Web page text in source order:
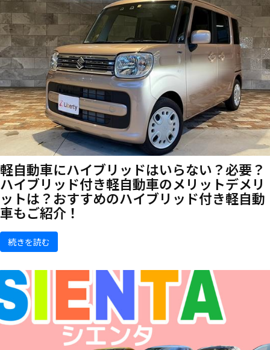
軽自動車にハイブリッドはいらない？必要？
ハイブリッド付き軽自動車のメリットデメリ
ットは？おすすめのハイブリッド付き軽自動
車もご紹介！
続きを読む